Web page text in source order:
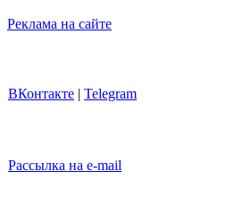
Реклама на сайте
ВКонтакте | Telegram
Рассылка на e-mail